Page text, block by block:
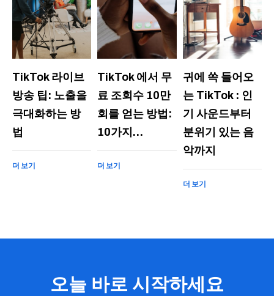
TikTok 라이브
방송 팁: 노출을
극대화하는 방
법
더 보기
TikTok 에서 무
료 조회수 10만
회를 얻는 방법:
10가지…
더 보기
귀에 쏙 들어오
는 TikTok : 인
기 사운드부터
분위기 있는 음
악까지
더 보기
오늘 바로 시작하세요